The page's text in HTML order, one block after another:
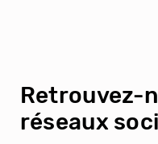
Retrouvez-
réseaux